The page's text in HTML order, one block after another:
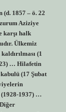
(d. 1857 – ö. 22
Aziziye
karşı halk
Ülkemiz
(1
… Hilafetin
(17 Şubat
(1928-1937) …